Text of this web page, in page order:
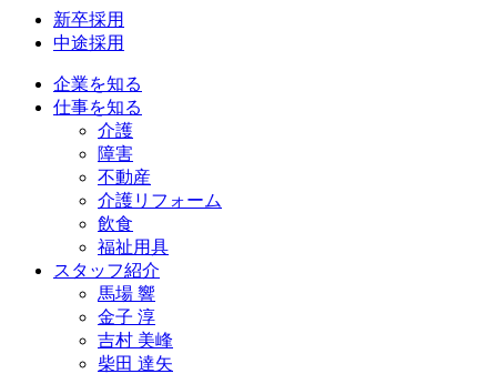
新卒採用
中途採用
企業を知る
仕事を知る
介護
障害
不動産
介護リフォーム
飲食
福祉用具
スタッフ紹介
馬場 響
金子 淳
吉村 美峰
柴田 達矢